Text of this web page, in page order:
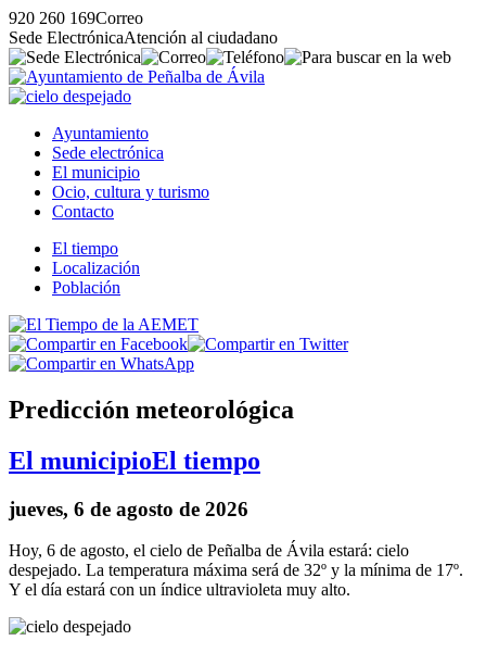
920 260 169Correo
Sede ElectrónicaAtención al ciudadano
Ayuntamiento
Sede electrónica
El municipio
Ocio, cultura y turismo
Contacto
El tiempo
Localización
Población
Predicción meteorológica
El municipioEl tiempo
jueves, 6 de agosto de 2026
Hoy, 6 de agosto, el cielo de Peñalba de Ávila estará: cielo
despejado. La temperatura máxima será de 32º y la mínima de 17º.
Y el día estará con un índice ultravioleta muy alto.